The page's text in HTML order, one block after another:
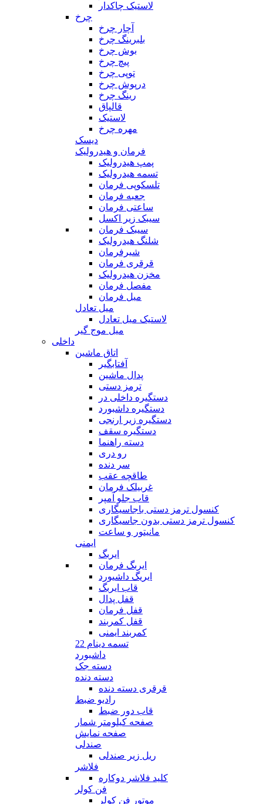
لاستیک چاکدار
چرخ
آچار چرخ
بلبرینگ چرخ
بوش چرخ
پیچ چرخ
توپی چرخ
درپوش چرخ
رینگ چرخ
قالپاق
لاستیک
مهره چرخ
دیسک
فرمان و هیدرولیک
پمپ هیدرولیک
تسمه هیدرولیک
تلسکوپی فرمان
جعبه فرمان
ساعتی فرمان
سیبک زیر اکسل
سیبک فرمان
شلنگ هیدرولیک
شیرفرمان
قرقری فرمان
مخزن هیدرولیک
مفصل فرمان
میل فرمان
میل تعادل
لاستیک میل تعادل
میل موج گیر
داخلی
اتاق ماشین
آفتابگیر
پدال ماشین
ترمز دستی
دستگیره داخلی در
دستگیره داشبورد
دستگیره زیر ارنجی
دستگیره سقف
دسته راهنما
رو دری
سر دنده
طاقچه عقب
غربیلک فرمان
قاب جلو آمپر
کنسول ترمز دستی باجاسیگاری
کنسول ترمز دستی بدون جاسیگاری
مانیتور و ساعت
ایمنی
ایربگ
ایربگ فرمان
ایریگ داشیورد
قاب ایربگ
قفل پدال
قفل فرمان
قفل کمربند
کمربند ایمنی
تسمه دینام 22
داشبورد
دسته جک
دسته دنده
قرقری دسته دنده
رادیو ضبط
قاب دور ضبط
صفحه کیلومتر شمار
صفحه نمایش
صندلی
ریل زیر صندلی
فلاشر
کلید فلاشر دوکاره
فن کولر
موتور فن کولر